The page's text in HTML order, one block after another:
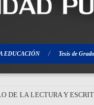
EDUCACIÓN Tesis de Grado
DE LA LECTURA Y